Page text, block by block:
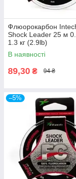
Флюорокарбон
Shock Leader 25 м
1.3 кг (2.9lb)
В наявності
89,30 ₴ 94 ₴
–5%